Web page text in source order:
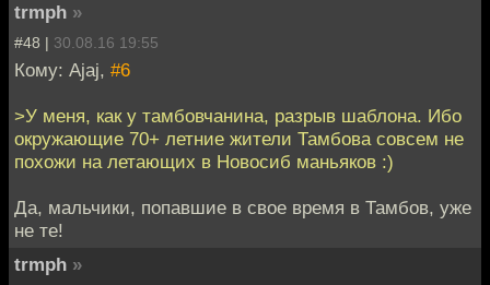
trmph »
#48 | 30.08.16 19:55
Кому: Ajaj, #6
>У меня, как у тамбовчанина, разрыв шаблона. Ибо
окружающие 70+ летние жители Тамбова совсем не
похожи на летающих в Новосиб маньяков :)
Да, мальчики, попавшие в свое время в Тамбов, уже
не те!
trmph »